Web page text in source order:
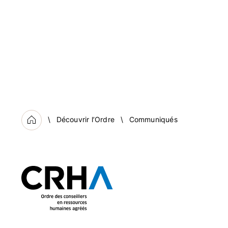
Accueil
Découvrir l’Ordre Communiqués